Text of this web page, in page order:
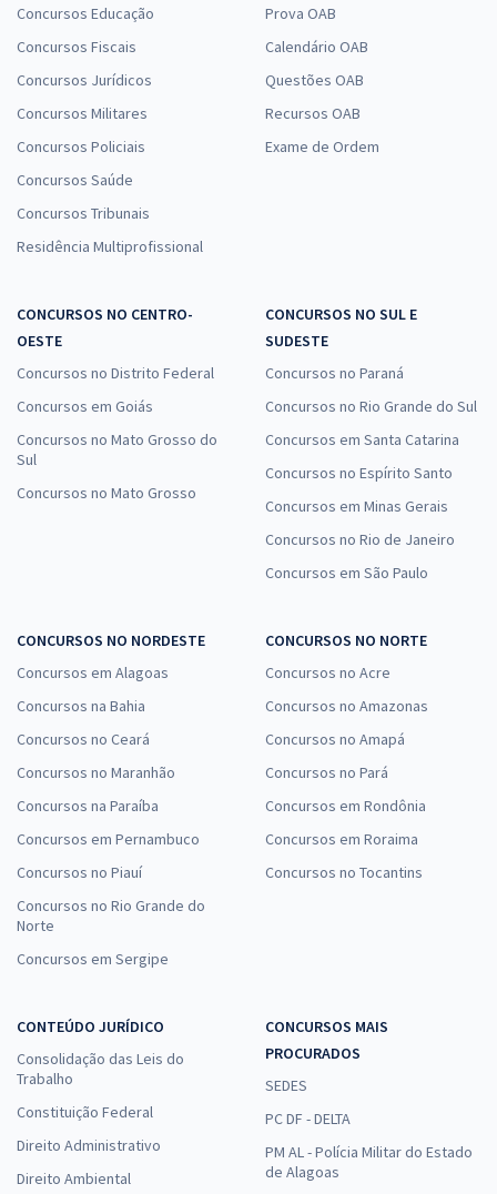
Concursos Educação
Concursos Fiscais
Concursos Jurídicos
Concursos Militares
Concursos Policiais
Concursos Saúde
Concursos Tribunais
Residência Multiprofissional
Prova OAB
Calendário OAB
Questões OAB
Recursos OAB
Exame de Ordem
CONCURSOS NO CENTRO-
OESTE
Concursos no Distrito Federal
Concursos em Goiás
Concursos no Mato Grosso do
Sul
Concursos no Mato Grosso
CONCURSOS NO SUL E
SUDESTE
Concursos no Paraná
Concursos no Rio Grande do Sul
Concursos em Santa Catarina
Concursos no Espírito Santo
Concursos em Minas Gerais
Concursos no Rio de Janeiro
Concursos em São Paulo
CONCURSOS NO NORDESTE
Concursos em Alagoas
Concursos na Bahia
Concursos no Ceará
Concursos no Maranhão
Concursos na Paraíba
Concursos em Pernambuco
Concursos no Piauí
Concursos no Rio Grande do
Norte
Concursos em Sergipe
CONCURSOS NO NORTE
Concursos no Acre
Concursos no Amazonas
Concursos no Amapá
Concursos no Pará
Concursos em Rondônia
Concursos em Roraima
Concursos no Tocantins
CONTEÚDO JURÍDICO
Consolidação das Leis do
Trabalho
Constituição Federal
Direito Administrativo
Direito Ambiental
CONCURSOS MAIS
PROCURADOS
SEDES
PC DF - DELTA
PM AL - Polícia Militar do Estado
de Alagoas